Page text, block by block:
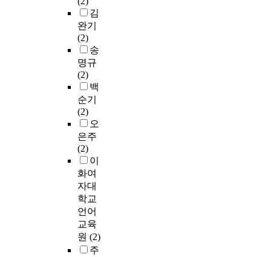
김
완기
(2)
송
명규
(2)
백
순기
(2)
오
은주
(2)
이
화여
자대
학교
언어
교육
원 (2)
주